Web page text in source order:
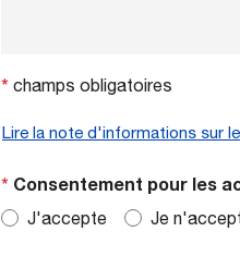
* champs obligatoires
Lire la note d'informations sur
* Consentement pour les
J'accepte Je